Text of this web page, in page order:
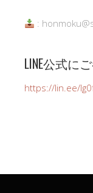
:
LINE公式に
https://lin.ee/